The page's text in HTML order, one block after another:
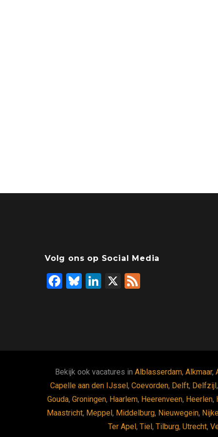
Volg ons op Social Media
F
k
Bl
Li
X
Bekijk ook vacatures in Alblasserdam, Alkmaar,
Capelle aan den IJssel , Coevorden, Delft, Delfzijl ,
Gouda, Groningen, Haarlem, Heerenveen, Heerlen,
Maastricht, Meppel , Middelburg, Nieuwegein,
Ter Apel , Tiel , Tilburg, Utrecht,